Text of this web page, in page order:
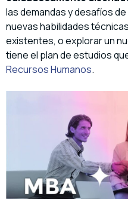
las demandas y desafíos
nuevas habilidades
existentes, o explorar un
tiene el plan de estudios
Recursos Humanos.